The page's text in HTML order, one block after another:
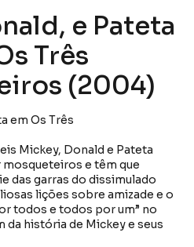
e Pateta
Três
(2004)
Mickey, Donald e Pateta
e têm que
das garras do dissimulado
lições sobre amizade e o
todos e todos por um” no
história de Mickey e seus